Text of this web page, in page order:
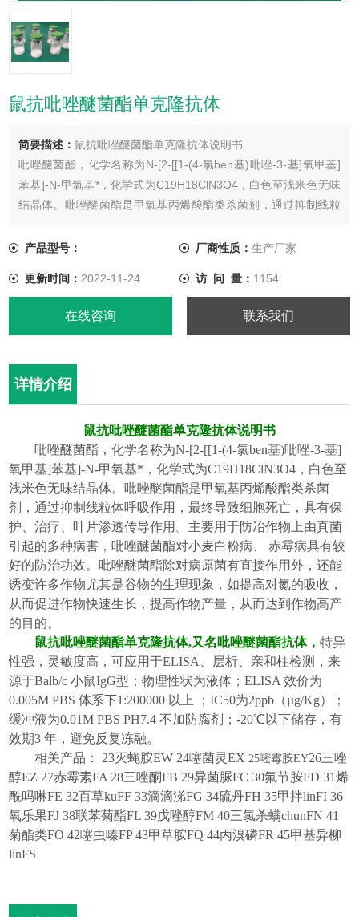
鼠抗吡唑醚菌酯单克隆抗体
简要描述： 鼠抗吡唑醚菌酯单克隆抗体说明书
吡唑醚菌酯，化学名称为N-[2-[[1-(4-氯ben基)吡唑-3-基]氧甲基]
苯基]-N-甲氧基*，化学式为C19H18ClN3O4，白色至浅米色无味
结晶体。吡唑醚菌酯是甲氧基丙烯酸酯类杀菌剂，通过抑制线粒
导作用。
产品型号： 厂商性质： 生产厂家
更新时间： 2022-11-24 访 问 量： 1154
在线咨询 联系我们
详情介绍
鼠抗吡唑醚菌酯单克隆抗体说明书
吡唑醚菌酯，化学名称为N-[2-[[1-(4-氯ben基)吡唑-3-基]
氧甲基]苯基]-N-甲氧基*，化学式为C19H18ClN3O4 ， 白色至
浅米色无味结晶体。
吡唑醚菌酯是甲氧基丙烯酸酯类杀菌
剂，通过抑制线粒体呼吸作用，最终导致细胞死亡，具有保
护、治疗、叶片渗透传导作用。主要用于防冶作物上由真菌
引起的多种病害，吡唑醚菌酯对小麦白粉病、
赤霉病具有较
好的防治功效。吡唑醚菌酯除对病原菌有直接作用外，还能
诱变许多作物尤其是谷物的生理现象，如提高对氮的吸收，
从而促进作物快速生长，提高作物产量，从而达到作物高产
的目的。
鼠抗吡唑醚菌酯单克隆抗体,又名吡唑醚菌酯抗体，特异
性强，灵敏度高，可应用于ELISA
、层析、亲和柱检测，来
源于Balb/c小鼠IgG型；物理性状为液体；ELISA效价为
0.005M PBS体系下1:200000 以上 ；IC50为2ppb （µg/Kg）；
缓冲液为0.01M PBS PH7.4不加防腐剂；-20℃以下储存，有
效期3年，避免反复冻融。
相关产品：
23灭蝇胺EW 24噻菌灵EX 25嘧霉胺EY26三唑
醇EZ 27赤霉素FA 28三唑酮FB 29异菌脲FC 30氟节胺FD31烯
酰吗啉FE 32百草kuFF 33滴滴涕FG 34硫丹FH35甲拌linFI36
氧乐果FJ 38联苯菊酯FL 39戊唑醇FM 40三氯杀螨chunFN 41
菊酯类FO 42噻虫嗪FP 43甲草胺FQ 44丙溴磷FR 45甲基异柳
linFS